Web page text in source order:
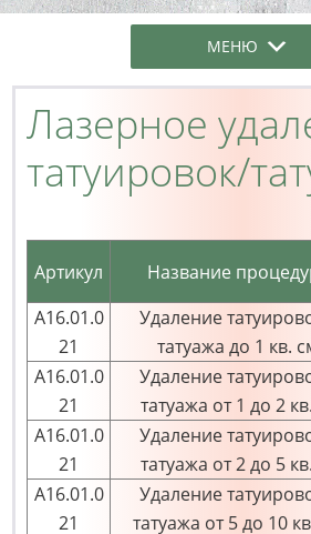
МЕНЮ
Лазерное
татуировок/
Артикул Название
А16.01.0
21
Удаление
татуажа до 1 кв.
А16.01.0
21
Удаление
татуажа от 1 до 2
А16.01.0
21
Удаление
татуажа от 2 до 5
А16.01.0
21
Удаление
татуажа от 5 до 10